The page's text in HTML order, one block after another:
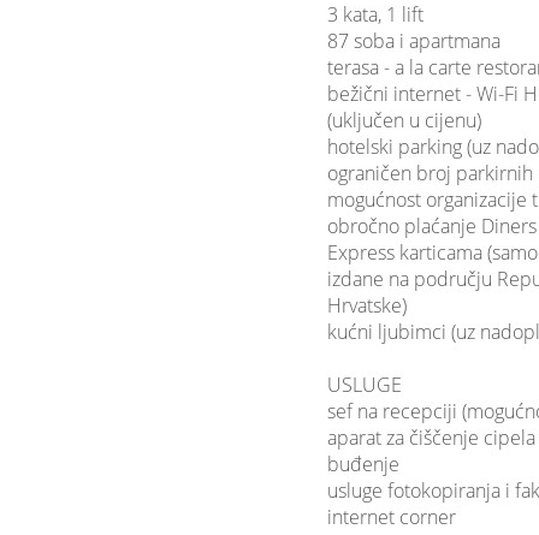
3 kata, 1 lift
87 soba i apartmana
terasa - a la carte
bežični internet - Wi-Fi
(uključen u cijenu)
hotelski parking (uz
ograničen broj parkirnih
mogućnost organizacije
obročno plaćanje Diners
Express karticama
izdane na području
Hrvatske)
kućni ljubimci (uz
USLUGE
sef na recepciji
aparat za čiščenje cipela
buđenje
usluge fotokopiranja i
internet corner